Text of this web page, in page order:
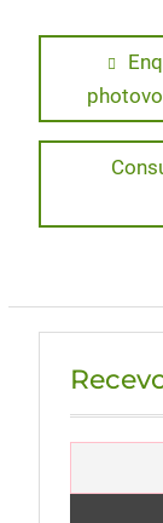
l’article
Next